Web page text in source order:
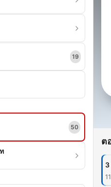
19
50
ต
3